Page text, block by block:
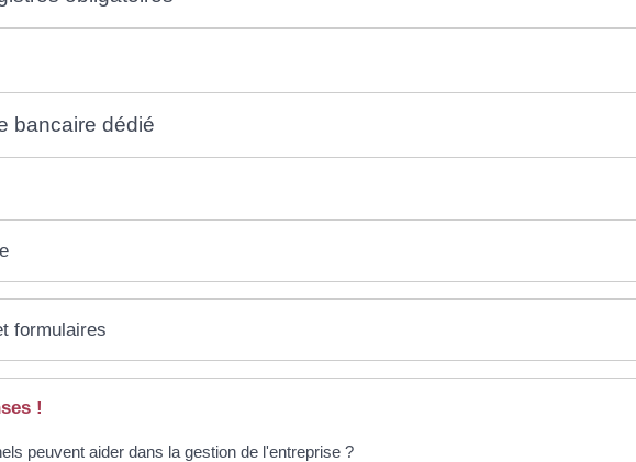
bancaire dédié
formulaires
!
peuvent aider dans la gestion de l'entreprise ?